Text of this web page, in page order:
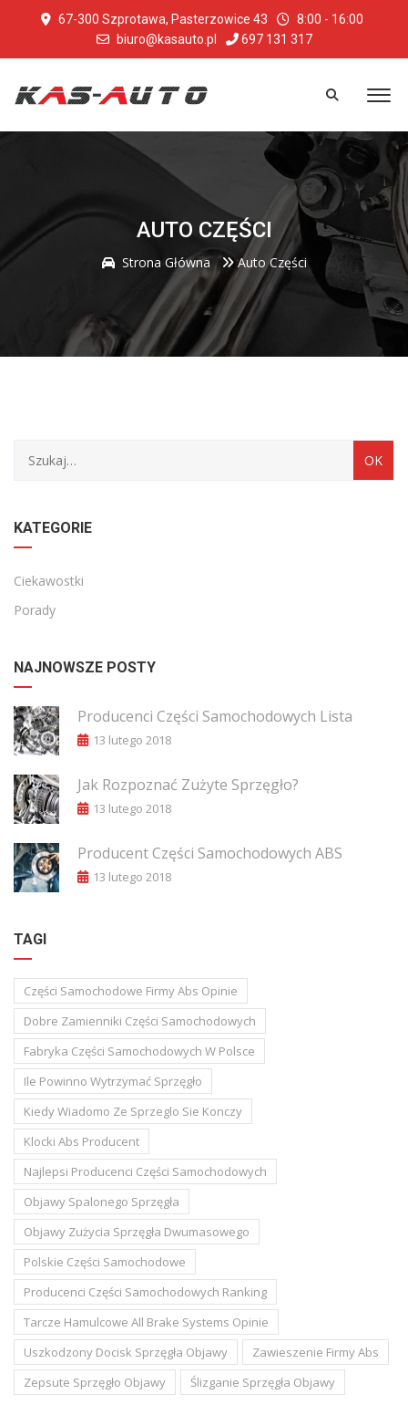
67-300 Szprotawa, Pasterzowice 43
8:00 - 16:00
biuro@kasauto.pl
697 131 317
AUTO CZĘŚCI
Strona Główna Auto Części
KATEGORIE
Ciekawostki
Porady
NAJNOWSZE POSTY
Producenci Części Samochodowych Lista
13 lutego 2018
Jak Rozpoznać Zużyte Sprzęgło?
13 lutego 2018
Producent Części Samochodowych ABS
13 lutego 2018
TAGI
Części Samochodowe Firmy Abs Opinie
Dobre Zamienniki Części Samochodowych
Fabryka Części Samochodowych W Polsce
Ile Powinno Wytrzymać Sprzęgło
Kiedy Wiadomo Ze Sprzeglo Sie Konczy
Klocki Abs Producent
Najlepsi Producenci Części Samochodowych
Objawy Spalonego Sprzęgła
Objawy Zużycia Sprzęgła Dwumasowego
Polskie Części Samochodowe
Producenci Części Samochodowych Ranking
Tarcze Hamulcowe All Brake Systems Opinie
Uszkodzony Docisk Sprzęgła Objawy
Zawieszenie Firmy Abs
Zepsute Sprzęgło Objawy
Ślizganie Sprzęgła Objawy